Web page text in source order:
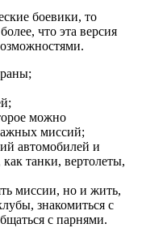
боевики, то
что эта версия
можно
миссий;
автомобилей и
танки, вертолеты,
миссии, но и жить,
знакомиться с
с парнями.